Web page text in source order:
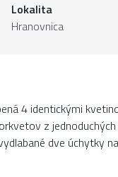
Lokalita
Hranovnica
4 identickými
z jednoduchých
dve úchytky